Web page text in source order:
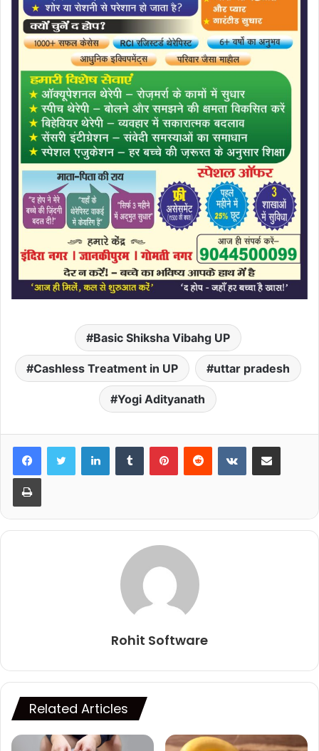
Basic Shiksha Vibahg UP
Cashless Treatment in UP uttar pradesh
Yogi Adityanath
Rohit Software
Related Articles